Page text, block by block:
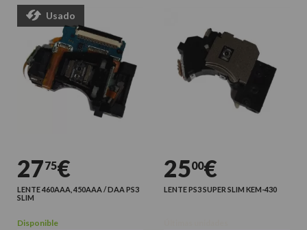
Usado
2775€
LENTE 460AAA, 450AAA / DAA PS3
SLIM
Disponible
2500€
LENTE PS3 SUPER SLIM KEM-430